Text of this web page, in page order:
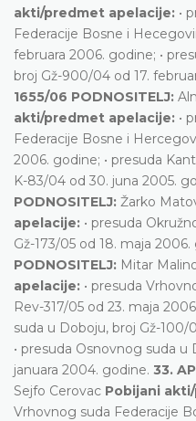
akti/predmet apelacije: •
Federacije Bosne i
februara 2006. godine; •
broj Gž-900/04 od 17.
1655/06 PODNOSITELJ:
akti/predmet apelacije: •
Federacije Bosne i
2006. godine; • presuda
K-83/04 od 30. juna 2005.
PODNOSITELJ: Žarko
apelacije: • presuda
Gž-173/05 od 18. maja 2006.
PODNOSITELJ: Mitar
apelacije: • presuda
Rev-317/05 od 23. maja
suda u Doboju, broj Gž-100/
• presuda Osnovnog suda u
januara 2004. godine. 33.
Sejfo Cerovac Pobijani
Vrhovnog suda Federacije